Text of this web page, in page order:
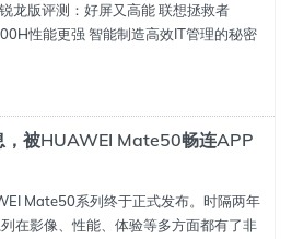
龙版评测：好屏又高能 联想拯救者
性能更强 智能制造高效IT管理的秘密
，被HUAWEI Mate50畅连APP
Mate50系列终于正式发布。时隔两年
在影像、性能、体验等多方面都有了非